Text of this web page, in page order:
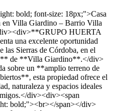
bold; font-size: 18px;">Casa
en Villa Giardino – Barrio Villa
HUERTA
una excelente oportunidad
las Sierras de Córdoba, en el
de **Villa Giardino**.</div>
sobre un **amplio terreno de
esta propiedad ofrece el
naturaleza y espacios ideales
div><div><span
bold;"><br></span></div>